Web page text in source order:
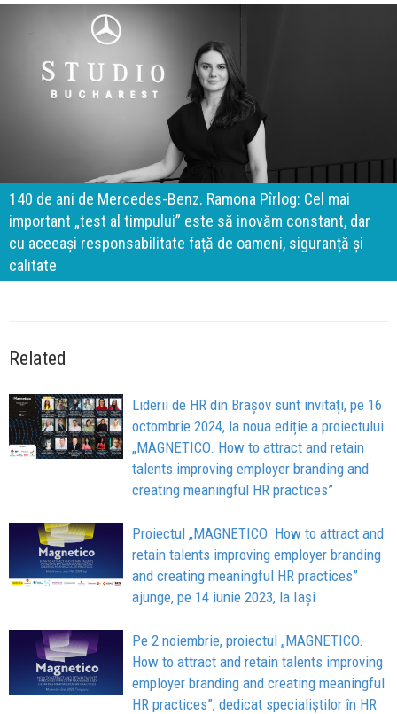
140 de ani de Mercedes-Benz. Ramona Pîrlog: Cel mai
important „test al timpului” este să inovăm constant, dar
cu aceeași responsabilitate față de oameni, siguranță și
calitate
Related
Liderii de HR din Brașov sunt invitați, pe 16
octombrie 2024, la noua ediție a proiectului
„MAGNETICO. How to attract and retain
talents improving employer branding and
creating meaningful HR practices”
Proiectul „MAGNETICO. How to attract and
retain talents improving employer branding
and creating meaningful HR practices”
ajunge, pe 14 iunie 2023, la Iași
Pe 2 noiembrie, proiectul „MAGNETICO.
How to attract and retain talents improving
employer branding and creating meaningful
HR practices”, dedicat specialiștilor în HR